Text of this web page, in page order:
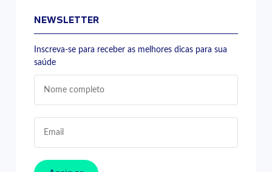
NEWSLETTER
Inscreva-se para receber as melhores dicas para sua
saúde